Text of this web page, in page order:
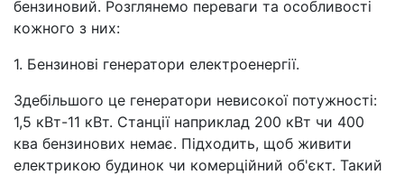
бензиновий. Розглянемо переваги та особливості
кожного з них:
1. Бензинові генератори електроенергії.
Здебільшого це генератори невисокої потужності:
1,5 кВт-11 кВт. Станції наприклад 200 кВт чи 400
ква бензинових немає. Підходить, щоб живити
електрикою будинок чи комерційний об'єкт. Такий